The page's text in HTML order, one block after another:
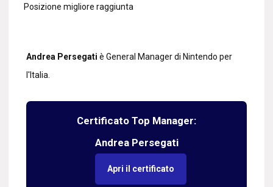
Posizione migliore raggiunta
Andrea Persegati è General Manager di Nintendo per
l'Italia.
Certificato Top Manager:
Andrea Persegati
Apri il certificato